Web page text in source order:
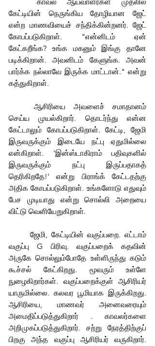
கேட்டியின் நெருங்கிய தோழியான ஜேட்
என்ற மாணவியைச் சந்திக்கின்றனர். ஜேட்
கோபப்படுகிறாள். "என்னிடம் ஏன்
கேட்கறீங்க? உங்க மகனும் இங்கு தானே
படிக்கிறான். அவனிடம் கேளுங்க. அவன்
பார்க்க நல்லாவே இருக்க மாட்டான்." என்று
கத்துகிறாள்.
	ஆசிரியை அவளைச் சமாதானம்
செய்ய முயல்கிறார். தொடர்ந்து என்ன
கேட்டாலும் கோபப்படுகிறாள். கேட்டி, ஜேமி
இருவருக்கும் இடையே நட்பு ஏதுமில்லை
என்கிறாள். 'இன்ஸ்டாகிராம் பதிவுகளில்
இருவருக்கும் நட்பு இருப்பதாகத்
தெரிகிறதே!' என்று பிராங்க் கேட்டதற்கு
அதிக கோபப்படுகிறாள். உங்களோடு எதுவும்
பேச முடியாது என்று சொல்லி அறையை
விட்டு வெளியேறுகிறாள்.
வகுப்பு G பிரிவு. வகுப்பறைக் கதவின்
அருகே சொல்லும்போதே உள்ளிருந்து கடும்
கூச்சல் கேட்கிறது. மூவரும் உள்ளே
நுழைகிறார்கள். வகுப்பறைக்குள் ஆசிரியர்
யாருமில்லை. கலவர பூமியாக இருக்கிறது.
ஆசிரியை, மாணவர் அனைவரையும்
அமைதிப்படுத்துகிறார் . காவலர்களை
அறிமுகப்படுத்துகிறார். சற்று நேரத்திற்குப்
பிறகு அந்த வகுப்பு ஆசிரியர் வருகிறார்.